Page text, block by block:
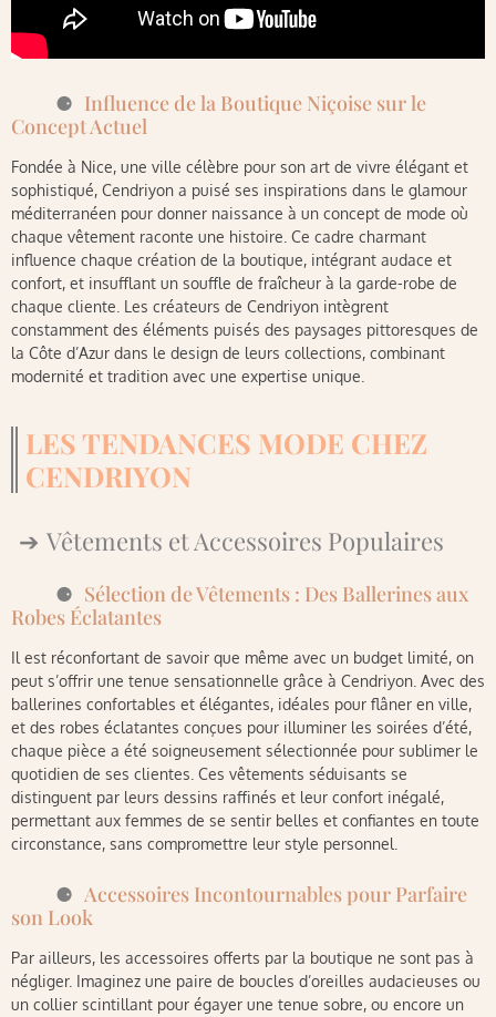
Influence de la Boutique Niçoise sur le
Concept Actuel
Fondée à Nice, une ville célèbre pour son art de vivre élégant et
sophistiqué, Cendriyon a puisé ses inspirations dans le glamour
méditerranéen pour donner naissance à un concept de mode où
chaque vêtement raconte une histoire. Ce cadre charmant
influence chaque création de la boutique, intégrant audace et
confort, et insufflant un souffle de fraîcheur à la garde-robe de
chaque cliente. Les créateurs de Cendriyon intègrent
constamment des éléments puisés des paysages pittoresques de
la Côte d’Azur dans le design de leurs collections, combinant
modernité et tradition avec une expertise unique.
LES TENDANCES MODE CHEZ
CENDRIYON
Vêtements et Accessoires Populaires
Sélection de Vêtements : Des Ballerines aux
Robes Éclatantes
Il est réconfortant de savoir que même avec un budget limité, on
peut s’offrir une tenue sensationnelle grâce à Cendriyon. Avec des
ballerines confortables et élégantes, idéales pour flâner en ville,
et des robes éclatantes conçues pour illuminer les soirées d’été,
chaque pièce a été soigneusement sélectionnée pour sublimer le
quotidien de ses clientes. Ces vêtements séduisants se
distinguent par leurs dessins raffinés et leur confort inégalé,
permettant aux femmes de se sentir belles et confiantes en toute
circonstance, sans compromettre leur style personnel.
Accessoires Incontournables pour Parfaire
son Look
Par ailleurs, les accessoires offerts par la boutique ne sont pas à
négliger. Imaginez une paire de boucles d’oreilles audacieuses ou
un collier scintillant pour égayer une tenue sobre, ou encore un